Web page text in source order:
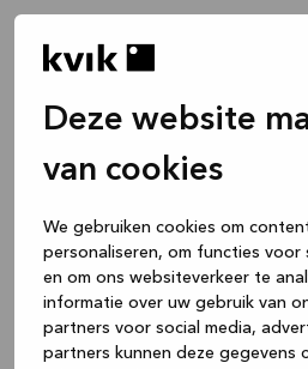
Deze website
van cookies
We gebruiken cookies om
personaliseren, om functies voor
en om ons websiteverkeer te
informatie over uw gebruik van
partners voor social media,
partners kunnen deze gegevens